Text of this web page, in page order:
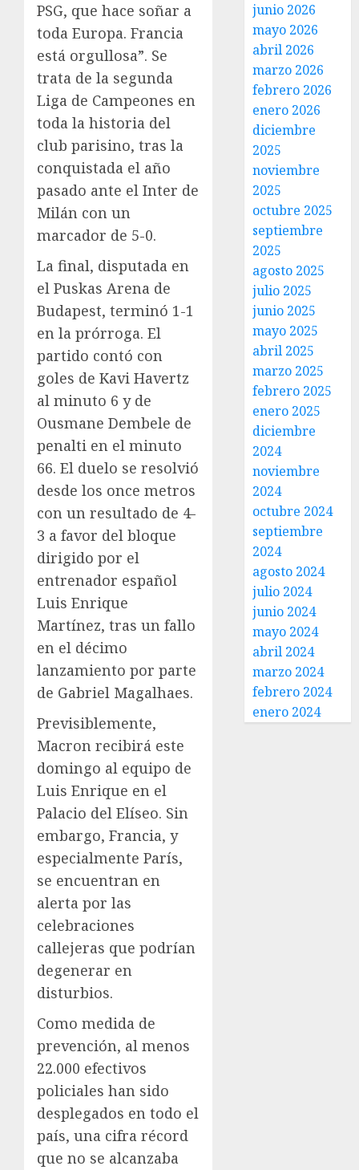
PSG, que hace soñar a
toda Europa. Francia
está orgullosa”. Se
trata de la segunda
Liga de Campeones en
toda la historia del
club parisino, tras la
conquistada el año
pasado ante el Inter de
Milán con un
marcador de 5-0.
La final, disputada en
el Puskas Arena de
Budapest, terminó 1-1
en la prórroga. El
partido contó con
goles de Kavi Havertz
al minuto 6 y de
Ousmane Dembele de
penalti en el minuto
66. El duelo se resolvió
desde los once metros
con un resultado de 4-
3 a favor del bloque
dirigido por el
entrenador español
Luis Enrique
Martínez, tras un fallo
en el décimo
lanzamiento por parte
de Gabriel Magalhaes.
Previsiblemente,
Macron recibirá este
domingo al equipo de
Luis Enrique en el
Palacio del Elíseo. Sin
embargo, Francia, y
especialmente París,
se encuentran en
alerta por las
celebraciones
callejeras que podrían
degenerar en
disturbios.
Como medida de
prevención, al menos
22.000 efectivos
policiales han sido
desplegados en todo el
país, una cifra récord
que no se alcanzaba
junio 2026
mayo 2026
abril 2026
marzo 2026
febrero 2026
enero 2026
diciembre
2025
noviembre
2025
octubre 2025
septiembre
2025
agosto 2025
julio 2025
junio 2025
mayo 2025
abril 2025
marzo 2025
febrero 2025
enero 2025
diciembre
2024
noviembre
2024
octubre 2024
septiembre
2024
agosto 2024
julio 2024
junio 2024
mayo 2024
abril 2024
marzo 2024
febrero 2024
enero 2024